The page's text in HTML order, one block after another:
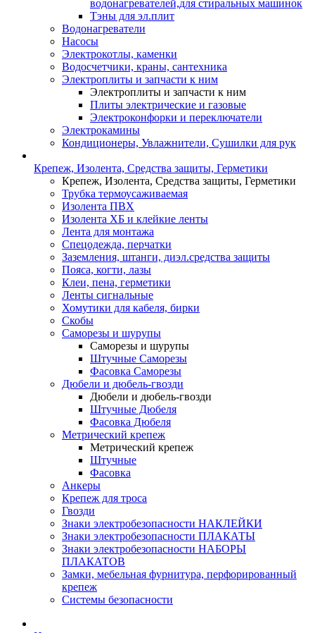
водонагревателей,для стиральных машинок
Тэны для эл.плит
Водонагреватели
Насосы
Электрокотлы, каменки
Водосчетчики, краны, сантехника
Электроплиты и запчасти к ним
Электроплиты и запчасти к ним
Плиты электрические и газовые
Электроконфорки и переключатели
Электрокамины
Кондиционеры, Увлажнители, Сушилки для рук
Крепеж, Изолента, Средства защиты, Герметики
Крепеж, Изолента, Средства защиты, Герметики
Трубка термоусаживаемая
Изолента ПВХ
Изолента ХБ и клейкие ленты
Лента для монтажа
Спецодежда, перчатки
Заземления, штанги, диэл.средства защиты
Пояса, когти, лазы
Клеи, пена, герметики
Ленты сигнальные
Хомутики для кабеля, бирки
Скобы
Саморезы и шурупы
Саморезы и шурупы
Штучные Саморезы
Фасовка Саморезы
Дюбели и дюбель-гвозди
Дюбели и дюбель-гвозди
Штучные Дюбеля
Фасовка Дюбеля
Метрический крепеж
Метрический крепеж
Штучные
Фасовка
Анкеры
Крепеж для троса
Гвозди
Знаки электробезопасности НАКЛЕЙКИ
Знаки электробезопасности ПЛАКАТЫ
Знаки электробезопасности НАБОРЫ
ПЛАКАТОВ
Замки, мебельная фурнитура, перфорированный
крепеж
Системы безопасности